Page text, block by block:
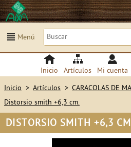
Menú
Inicio Artículos Mi cuenta
Inicio > Artículos > CARACOLAS DE
Distorsio smith +6,3 cm.
DISTORSIO SMITH +6,3